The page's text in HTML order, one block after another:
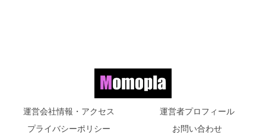
運営会社情報・アクセス
運営者プロフィール
プライバシーポリシー
お問い合わせ